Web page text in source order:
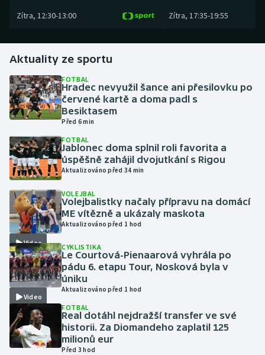
Futsal
Gymnastika
Házená
Jezdectví
Judo
Krasobruslení
Lezení
Lyže a snowboard
Moderní pětiboj
Motorsport
Olympijské hry
Zítra, 12:30-13:00 Zítra, 17:35-19:55
Aktuality ze sportu
FOTBAL
Hradec nevyužil šance ani přesilovku po
červené kartě a doma padl s
Besiktasem
Před 6 min
FOTBAL
Jablonec doma splnil roli favorita a
úspěšně zahájil dvojutkání s Rigou
Aktualizováno před 34 min
Video
VOLEJBAL
Volejbalistky načaly přípravu na domácí
ME vítězně a ukázaly maskota
Aktualizováno před 1 hod
Video
CYKLISTIKA
Le Courtová-Pienaarová vyhrála po
pádu 6. etapu Tour, Nosková byla v
úniku
Aktualizováno před 1 hod
FOTBAL
Real dotáhl nejdražší transfer ve své
historii. Za Diomandeho zaplatil 125
milionů eur
Před 3 hod